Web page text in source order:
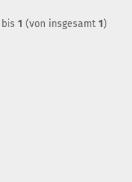
bis1 (von insgesamt1)